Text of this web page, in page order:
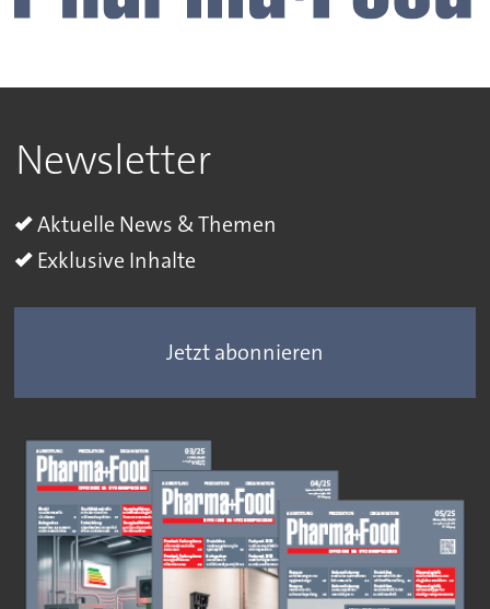
Newsletter
Aktuelle News & Themen
Exklusive Inhalte
Jetzt abonnieren